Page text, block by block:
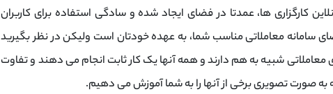
کارگزاری ها، عمدتا در فضای ایجاد شده و سادگی استفاده برای کاربران
سامانه معاملاتی مناسب شما، به عهده خودتان است ولیکن در نظر بگیرید
معاملاتی شبیه به هم دارند و همه آنها یک کار ثابت انجام می دهند و تفاوت
به صورت تصویری برخی از آنها را به شما آموزش می دهیم.